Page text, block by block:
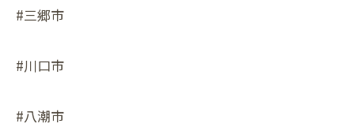
#三郷市
#川口市
#八潮市